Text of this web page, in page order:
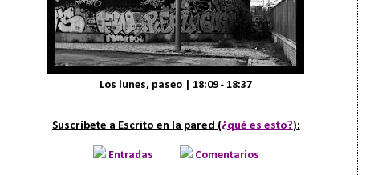
Los lunes, paseo | 18:09 - 18:37
Suscríbete a Escrito en la pared (¿qué es esto?):
Entradas Comentarios